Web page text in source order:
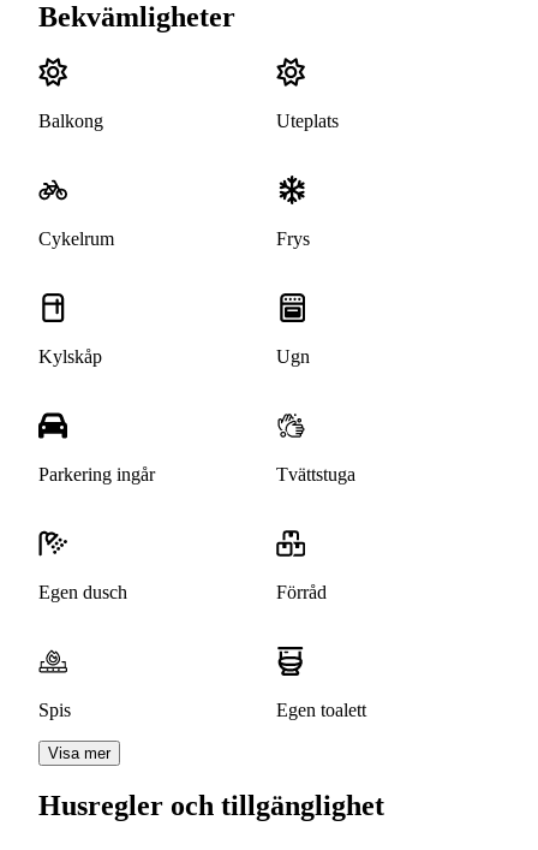
Bekvämligheter
Balkong Uteplats
Cykelrum Frys
Kylskåp Ugn
Parkering ingår Tvättstuga
Egen dusch Förråd
Spis Egen toalett
Visa mer
Husregler och tillgänglighet